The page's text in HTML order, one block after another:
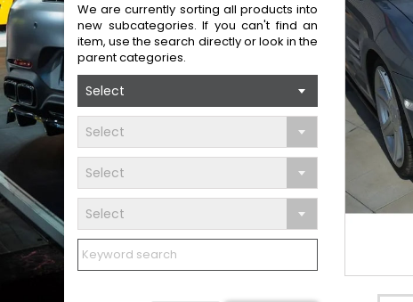
We are currently sorting all products into
new subcategories. If you can't find an
item, use the search directly or look in the
parent categories.
Select
Select
Select
Select